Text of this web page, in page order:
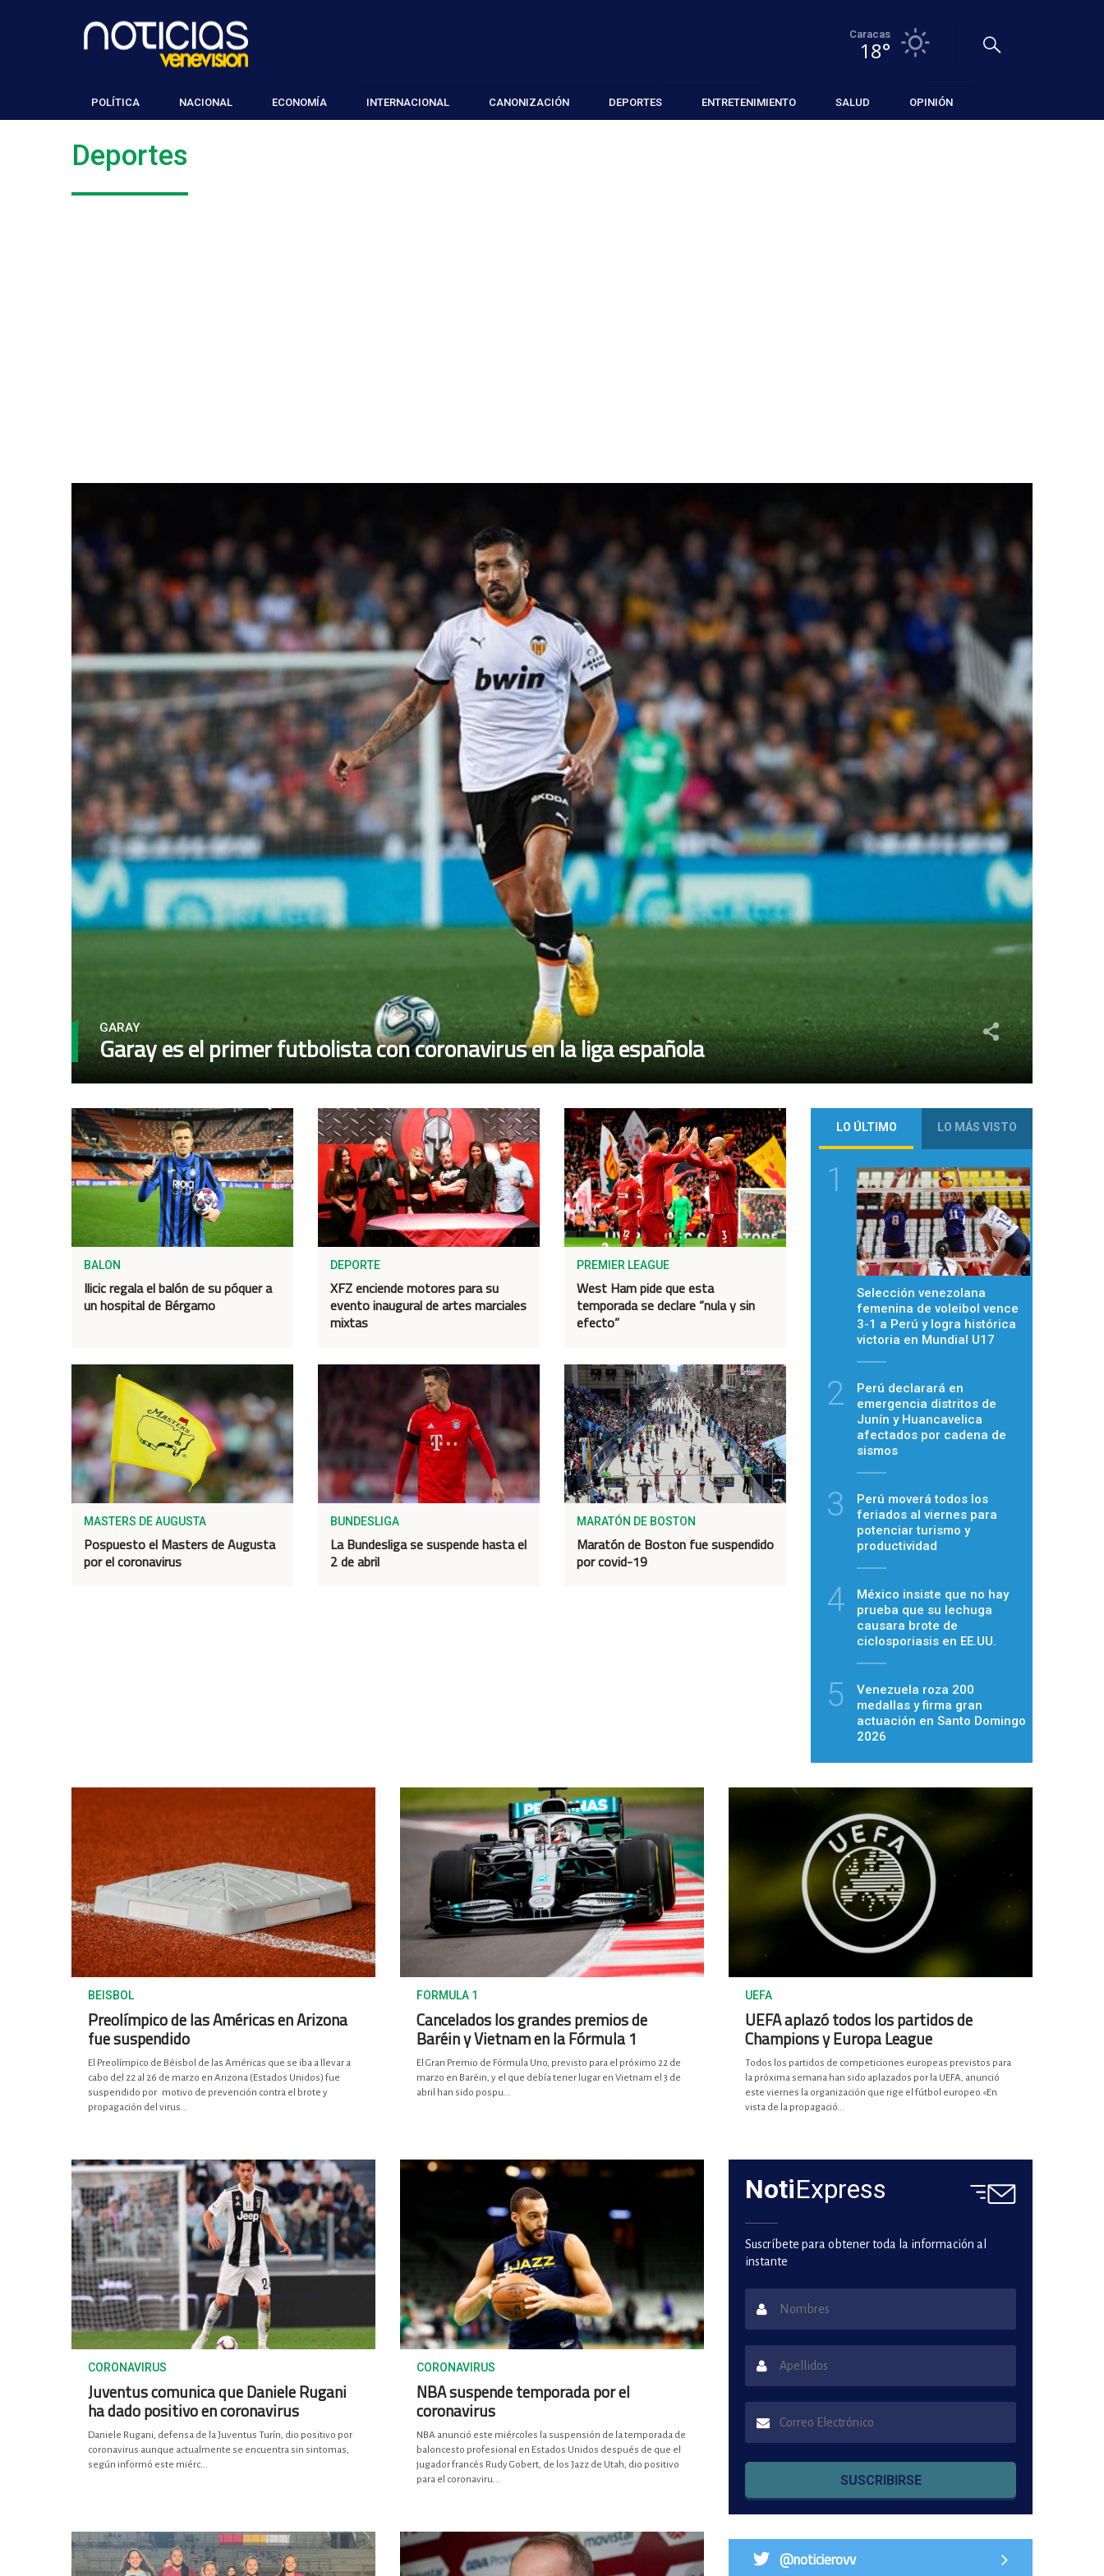
Caracas
18°
POLÍTICA NACIONAL ECONOMÍA INTERNACIONAL CANONIZACIÓN DEPORTES ENTRETENIMIENTO SALUD OPINIÓN
Deportes
GARAY
Garay es el primer futbolista con coronavirus en la liga española
BALON
Ilicic regala el balón de su póquer a
un hospital de Bérgamo
DEPORTE
XFZ enciende motores para su
evento inaugural de artes marciales
mixtas
PREMIER LEAGUE
West Ham pide que esta
temporada se declare “nula y sin
efecto”
MASTERS DE AUGUSTA
Pospuesto el Masters de Augusta
por el coronavirus
BUNDESLIGA
La Bundesliga se suspende hasta el
2 de abril
MARATÓN DE BOSTON
Maratón de Boston fue suspendido
por covid-19
LO ÚLTIMO LO MÁS VISTO
1
Selección venezolana
femenina de voleibol vence
3-1 a Perú y logra histórica
victoria en Mundial U17
2
Perú declarará en
emergencia distritos de
Junín y Huancavelica
afectados por cadena de
sismos
3
Perú moverá todos los
feriados al viernes para
potenciar turismo y
productividad
4
México insiste que no hay
prueba que su lechuga
causara brote de
ciclosporiasis en EE.UU.
5
Venezuela roza 200
medallas y firma gran
actuación en Santo Domingo
2026
BEISBOL
Preolímpico de las Américas en Arizona
fue suspendido
El Preolímpico de Béisbol de las Américas que se iba a llevar a
cabo del 22 al 26 de marzo en Arizona (Estados Unidos) fue
suspendido por motivo de prevención contra el brote y
propagación del virus...
FORMULA 1
Cancelados los grandes premios de
Baréin y Vietnam en la Fórmula 1
El Gran Premio de Fórmula Uno, previsto para el próximo 22 de
marzo en Baréin, y el que debía tener lugar en Vietnam el 3 de
abril han sido pospu...
UEFA
UEFA aplazó todos los partidos de
Champions y Europa League
Todos los partidos de competiciones europeas previstos para
la próxima semana han sido aplazados por la UEFA, anunció
este viernes la organización que rige el fútbol europeo.«En
vista de la propagació...
CORONAVIRUS
Juventus comunica que Daniele Rugani
ha dado positivo en coronavirus
Daniele Rugani, defensa de la Juventus Turín, dio positivo por
coronavirus aunque actualmente se encuentra sin sintomas,
según informó este miérc...
CORONAVIRUS
NBA suspende temporada por el
coronavirus
NBA anunció este miércoles la suspensión de la temporada de
baloncesto profesional en Estados Unidos después de que el
jugador francés Rudy Gobert, de los Jazz de Utah, dio positivo
para el coronaviru...
NotiExpress
Suscríbete para obtener toda la información al
instante
SUSCRIBIRSE
@noticierovv